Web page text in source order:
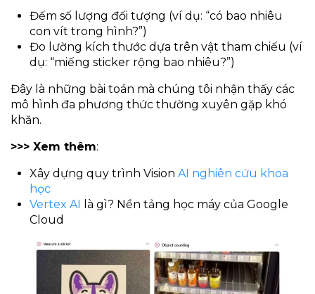
Đếm số lượng đối tượng (ví dụ: “có bao nhiêu
con vít trong hình?”)
Đo lường kích thước dựa trên vật tham chiếu (ví
dụ: “miếng sticker rộng bao nhiêu?”)
Đây là những bài toán mà chúng tôi nhận thấy các
mô hình đa phương thức thường xuyên gặp khó
khăn.
>>> Xem thêm:
Xây dựng quy trình VisionAI nghiên cứu khoa
học
Vertex AI
là gì? Nền tảng học máy của Google
Cloud